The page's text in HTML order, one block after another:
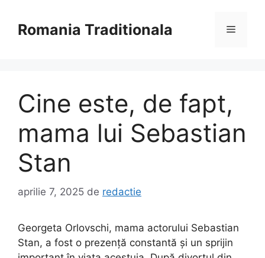
conținutRomania Traditionala Meniu
Cine este, de fapt,
mama lui Sebastian
Stan
aprilie 7, 2025 de redactie
Georgeta Orlovschi, mama actorului Sebastian
Stan, a fost o prezență constantă și un sprijin